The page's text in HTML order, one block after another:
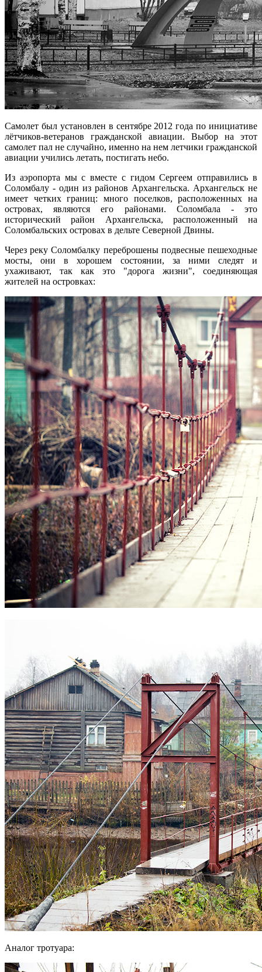
Самолет был установлен в сентябре 2012 года по инициативе
лётчиков-ветеранов гражданской авиации. Выбор на этот
самолет пал не случайно, именно на нем летчики гражданской
авиации учились летать, постигать небо.
Из аэропорта мы с вместе с гидом Сергеем отправились в
Соломбалу - один из районов Архангельска. Архангельск не
имеет четких границ: много поселков, расположенных на
островах, являются его районами. Соломбала - это
исторический район Архангельска, расположенный на
Соломбальских островах в дельте Северной Двины.
Через реку Соломбалку переброшены подвесные пешеходные
мосты, они в хорошем состоянии, за ними следят и
ухаживают, так как это "дорога жизни", соединяющая
жителей на островках:
Аналог тротуара: